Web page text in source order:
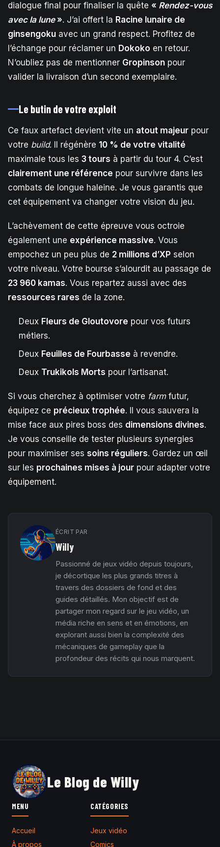
dialogue final pour finaliser la quête « Rendez-vous
avec la lune». J’ai offert la Racine lunaire de
ginsengoku avec un grand respect. Profitez de
l’échange pour réclamer un Dokoko en retour.
N’oubliez pas de mentionner Gropinson pour
valider la livraison d’un second exemplaire.
Le butin de votre exploit
Ce faux artefact devient vite un atout majeur pour
votre build. Il régénère 10 % de votre vitalité
maximale tous les 3 tours à partir du tour 4. C’est
clairement une référence pour survivre dans les
combats de longue haleine. Je vous garantis que
cet équipement va changer votre vision du jeu.
L’achèvement de cette épreuve vous octroie
également une expérience massive. Vous
empochez un peu plus de 2 millions d’XP selon
votre niveau. Votre bourse s’alourdit au passage de
23 960 kamas. Vous repartez aussi avec des
ressources rares de la zone.
Deux Fleurs de Gloutovore pour vos futurs
métiers.
Deux Feuilles de Fourbasse à revendre.
Deux Trukikols Morts pour l’artisanat.
Si vous cherchez à optimiser votre farmfutur,
équipez ce précieux trophée. Il vous sauvera la
mise face aux pires boss des dimensions divines.
Je vous conseille de tester plusieurs synergies
pour maximiser ses soins réguliers. Gardez un œil
sur les prochaines mises à jour pour adapter votre
équipement.
ÉCRIT PAR
Willy
Passionné de jeux vidéo depuis toujours,
je décortique les plus grands titres à
travers des dossiers de fond et des
guides détaillés. Mon objectif est de
partager mon regard sur le jeu vidéo, un
média riche en sens et en émotions, en
explorant aussi bien la complexité des
mécaniques de gameplay que la
profondeur des récits qui nous marquent.
Le Blog de Willy
MENU
Accueil
À propos
CATÉGORIES
Jeux vidéo
Comics